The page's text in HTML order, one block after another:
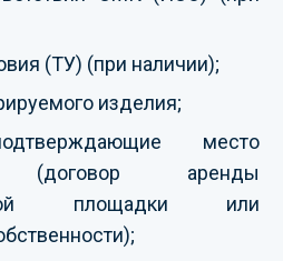
(ТУ) (при наличии);
изделия;
место
(договор аренды
площадки или